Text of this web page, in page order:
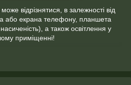
може відрізнятися, в залежності від
або екрана телефону, планшета
а також освітлення у
приміщенні!